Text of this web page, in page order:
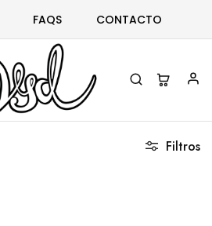
FAQS CONTACTO
Filtros